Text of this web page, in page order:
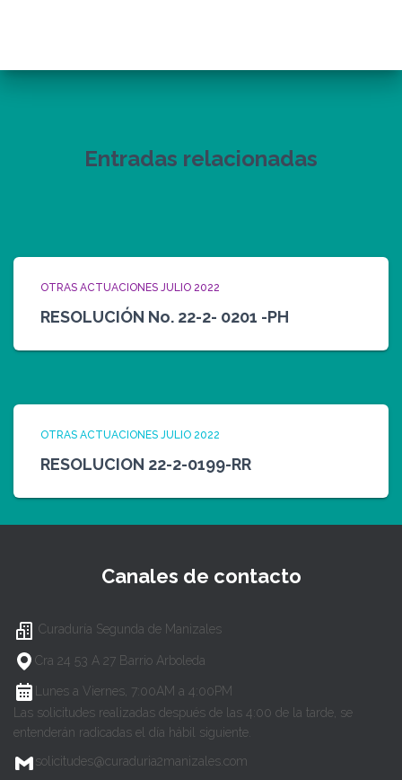
Entradas relacionadas
OTRAS ACTUACIONES JULIO 2022
RESOLUCIÓN No. 22-2- 0201 -PH
OTRAS ACTUACIONES JULIO 2022
RESOLUCION 22-2-0199-RR
Canales de contacto
Curaduría Segunda de Manizales
Cra 24 53 A 27 Barrio Arboleda
Lunes a Viernes, 7:00AM a 4:00PM
Las solicitudes realizadas después de las 4:00 de la tarde, se
entenderán radicadas el día hábil siguiente.
solicitudes@curaduria2manizales.com